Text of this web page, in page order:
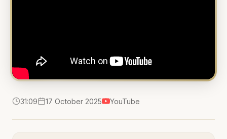
31:09 17 October 2025 YouTube